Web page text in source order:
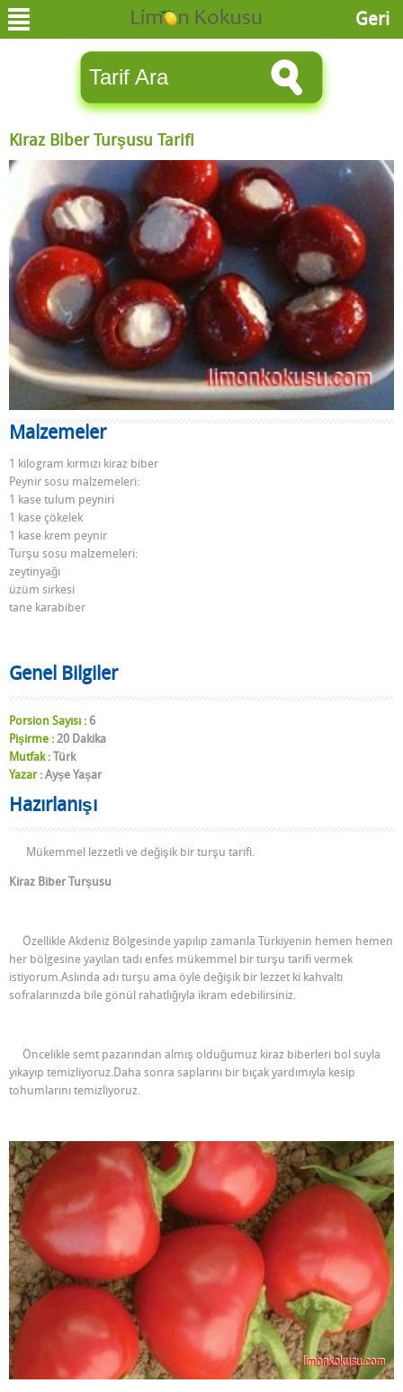
Geri
Kiraz Biber Turşusu Tarifi
Malzemeler
1 kilogram kırmızı kiraz biber
Peynir sosu malzemeleri:
1 kase tulum peyniri
1 kase çökelek
1 kase krem peynir
Turşu sosu malzemeleri:
zeytinyağı
üzüm sirkesi
tane karabiber
Genel Bilgiler
Porsion Sayısı : 6
Pişirme : 20 Dakika
Mutfak : Türk
Yazar : Ayşe Yaşar
Hazırlanışı
Mükemmel lezzetli ve değişik bir turşu tarifi.
Kiraz Biber Turşusu
Özellikle Akdeniz Bölgesinde yapılıp zamanla Türkiyenin hemen hemen
her bölgesine yayılan tadı enfes mükemmel bir turşu tarifi vermek
istiyorum.Aslında adı turşu ama öyle değişik bir lezzet ki kahvaltı
sofralarınızda bile gönül rahatlığıyla ikram edebilirsiniz.
Öncelikle semt pazarından almış olduğumuz kiraz biberleri bol suyla
yıkayıp temizliyoruz.Daha sonra saplarını bir bıçak yardımıyla kesip
tohumlarını temizliyoruz.